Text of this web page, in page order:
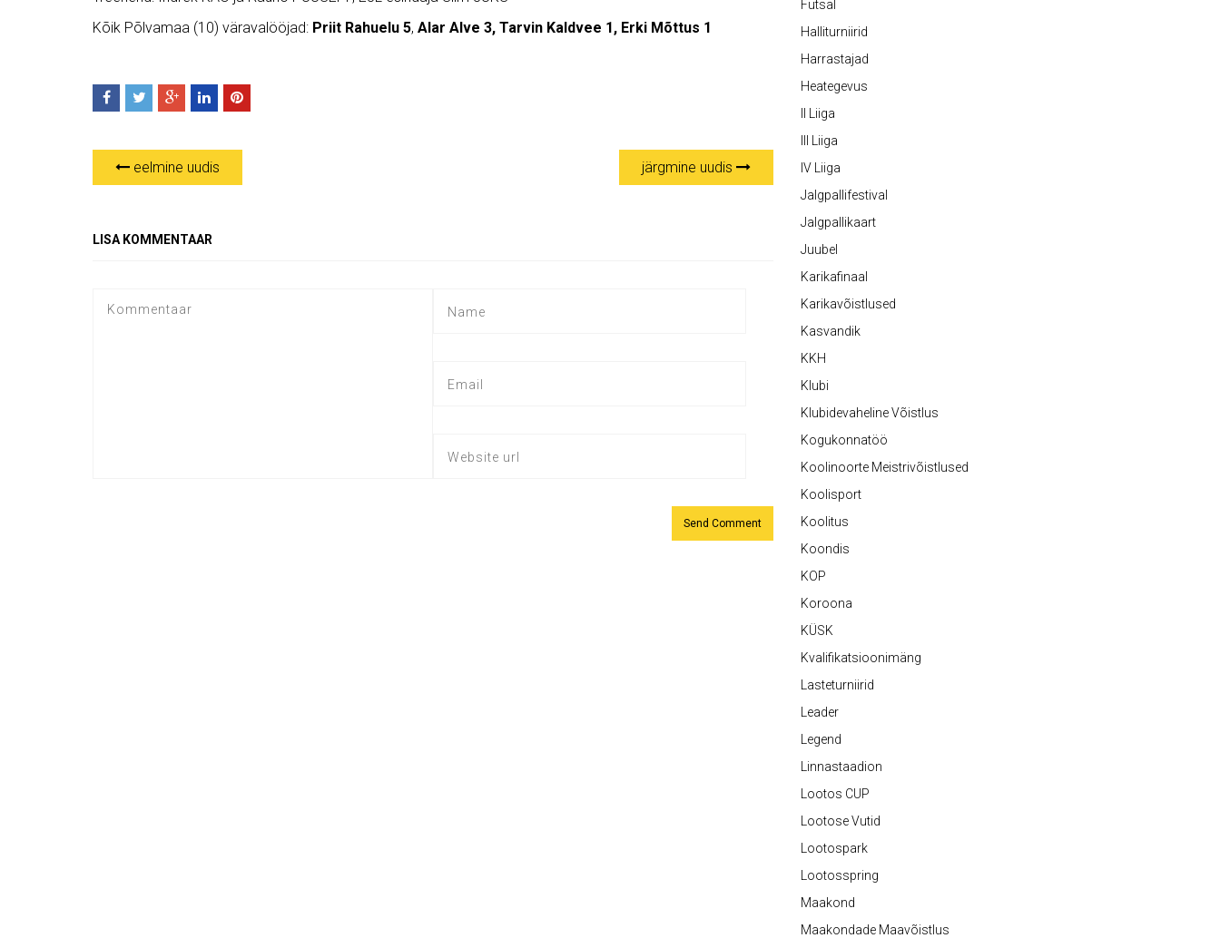
Kõik Põlvamaa (10) väravalööjad: Priit Rahuelu 5, Alar Alve 3, Tarvin Kaldvee 1, Erki Mõttus 1
eelmine uudis järgmine uudis
LISA KOMMENTAAR
Futsal
Halliturniirid
Harrastajad
Heategevus
II Liiga
III Liiga
IV Liiga
Jalgpallifestival
Jalgpallikaart
Juubel
Karikafinaal
Karikavõistlused
Kasvandik
KKH
Klubi
Klubidevaheline Võistlus
Kogukonnatöö
Koolinoorte Meistrivõistlused
Koolisport
Koolitus
Koondis
KOP
Koroona
KÜSK
Kvalifikatsioonimäng
Lasteturniirid
Leader
Legend
Linnastaadion
Lootos CUP
Lootose Vutid
Lootospark
Lootosspring
Maakond
Maakondade Maavõistlus